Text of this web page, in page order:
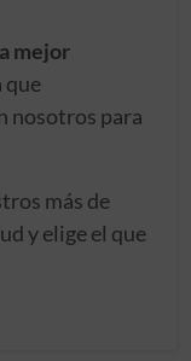
mejor
que
nosotros para
más de
y elige el que